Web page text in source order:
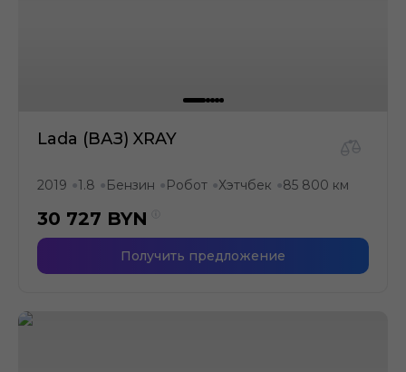
Lada (ВАЗ) XRAY
2019 ●1.8 ● Бензин ● Робот ●Хэтчбек ●85 800 км
30 727 BYN
Получить предложение